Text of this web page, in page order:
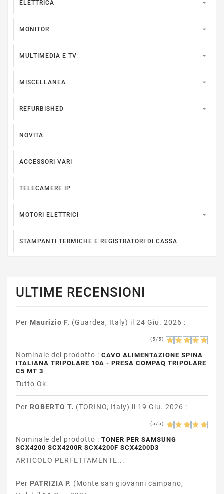
ELETTRICA 
MONITOR 
MULTIMEDIA E TV 
MISCELLANEA 
REFURBISHED 
NOVITA
ACCESSORI VARI
TELECAMERE IP
MOTORI ELETTRICI 
STAMPANTI TERMICHE E REGISTRATORI DI CASSA
ULTIME RECENSIONI
Per Maurizio F. (Guardea, Italy) il 24 Giu. 2026 :
(5/5)
Nominale del prodotto : CAVO ALIMENTAZIONE SPINA
ITALIANA TRIPOLARE 10A - PRESA COMPAQ TRIPOLARE
C5 MT 3
Tutto Ok.
Per ROBERTO T. (TORINO, Italy) il 19 Giu. 2026 :
(5/5)
Nominale del prodotto : TONER PER SAMSUNG
SCX4200 SCX4200R SCX4200F SCX4200D3
ARTICOLO PERFETTAMENTE...
Per PATRIZIA P. (Monte san giovanni campano,